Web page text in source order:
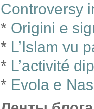
Controversy
* Origini e
* L’Islam vu
* L’activité
* Evola e